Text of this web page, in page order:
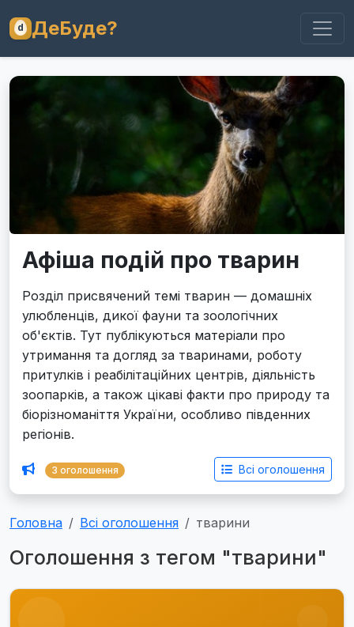
ДеБуде?
Афіша подій про тварин
Розділ присвячений темі тварин — домашніх
улюбленців, дикої фауни та зоологічних
об'єктів. Тут публікуються матеріали про
утримання та догляд за тваринами, роботу
притулків і реабілітаційних центрів, діяльність
зоопарків, а також цікаві факти про природу та
біорізноманіття України, особливо південних
регіонів.
3 оголошення Всі оголошення
Головна Всі оголошення тварини
Оголошення з тегом "тварини"